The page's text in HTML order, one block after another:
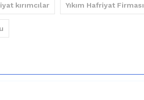
kırımcılar Yıkım Hafriyat Firması